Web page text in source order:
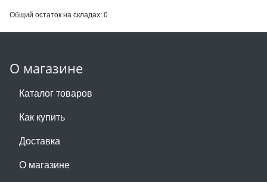
Общий остаток на складах:0
О магазине
Каталог товаров
Как купить
Доставка
О магазине